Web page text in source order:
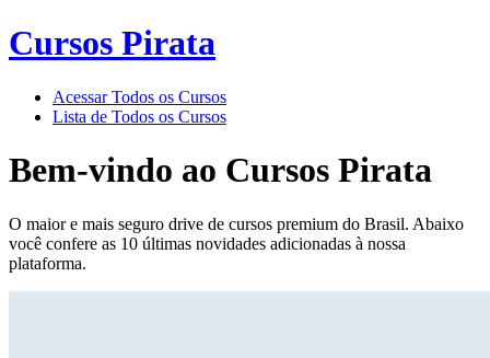
Cursos Pirata
Acessar Todos os Cursos
Lista de Todos os Cursos
Bem-vindo ao Cursos Pirata
O maior e mais seguro drive de cursos premium do Brasil. Abaixo
você confere as 10 últimas novidades adicionadas à nossa
plataforma.